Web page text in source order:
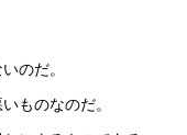
のだ。
ものなのだ。